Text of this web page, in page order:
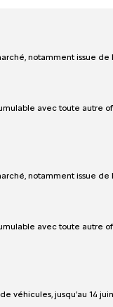
notamment issue
avec toute autre
notamment issue
avec toute autre
jusqu’au 14